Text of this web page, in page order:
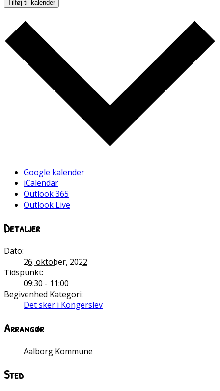
Tilføj til kalender
Google kalender
iCalendar
Outlook 365
Outlook Live
Detaljer
Dato:
26. oktober, 2022
Tidspunkt:
09:30 - 11:00
Begivenhed Kategori:
Det sker i Kongerslev
Arrangør
Aalborg Kommune
Sted